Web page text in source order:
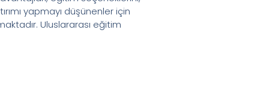
yapmayı düşünenler için
Uluslararası eğitim